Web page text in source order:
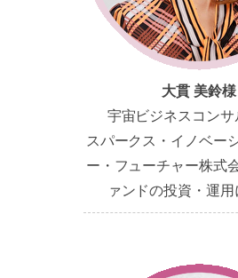
大貫 美鈴様
宇宙ビジネスコンサ
スパークス・イノベー
ー・フューチャー株式
ァンドの投資・運用